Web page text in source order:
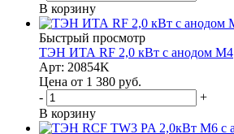
В корзину
Быстрый просмотр
ТЭН ИТА RF 2,0 кВт с анодом М4
Арт: 20854K
Цена от 1 380 руб.
-
+
В корзину